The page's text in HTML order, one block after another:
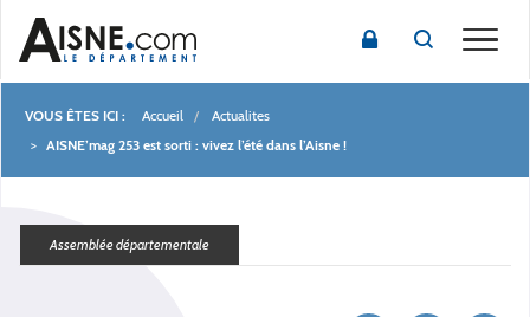
Fil
Accueil
Actualites
AISNE’mag 253 est sorti : vivez l’été dans l’Aisne !
Assemblée départementale